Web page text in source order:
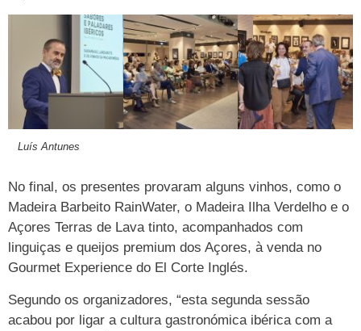
Luís Antunes
No final, os presentes provaram alguns vinhos, como o
Madeira Barbeito RainWater, o Madeira Ilha Verdelho e o
Açores Terras de Lava tinto, acompanhados com
linguiças e queijos premium dos Açores, à venda no
Gourmet Experience do El Corte Inglés.
Segundo os organizadores, “esta segunda sessão
acabou por ligar a cultura gastronómica ibérica com a